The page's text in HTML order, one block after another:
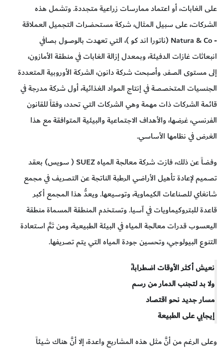
على الغابات، أو اعتماد ممارسات زراعية متجددة. وتشمل هذه
الشركات، على سبيل المثال، شركة مستحضرات التجميل العملاقة
- Natura & Co (ناتورا اند كو )، التي تعهدت بالوصول بصافي
انبعاثات غازات الدفيئة، وبمعدل إزالة الغابات في منطقة الأمازون،
إلى مستوى الصفر. وأصبحت شركة دانون، الشركة الأوروبية المتعددة
الجنسيات المتخصصة في إنتاج المواد الغذائية، أول شركة مدرجة في
قائمة الشركات ذات مهمة وهي الشركات التي تحدد، وفقاً للقانون
الفرنسي، غرضها، والأهداف الاجتماعية والبيئية المتوافقة مع هذا
الغرض في نظامها الأساسي.
وفضاً عن ذلك، فازت شركة معالجة المياه SUEZ ( سويس) بعقد
تصميم لإعادة تأهيل الأراضي الرطبة الناتجة عن التصريف في مجمع
شانغاي للصناعات الكيماوية، وتوسيعها. ويعدُّ هذا المجمع أكبر
قاعدة للبتروكيماويات في آسيا. وتستخدم المنطقة المسماة منطقة
اليعسوب قدرات معالجة المياه في البيئة الطبيعية، ومن ثمَّ استعادة
التنوع البيولوجي، وتحسين جودة المياه التي يتم تصريفها.
نعيش أكثر الأوقات اضطرابا،ً
ولا بد لتجنب الدمار من رسم
مسار جديد نحو اقتصاد
إيجابي على الطبيعة
وعلى الرغم من أنَّ مثل هذه المشاريع واعدة، إلا أنَّ هناك شيئاً